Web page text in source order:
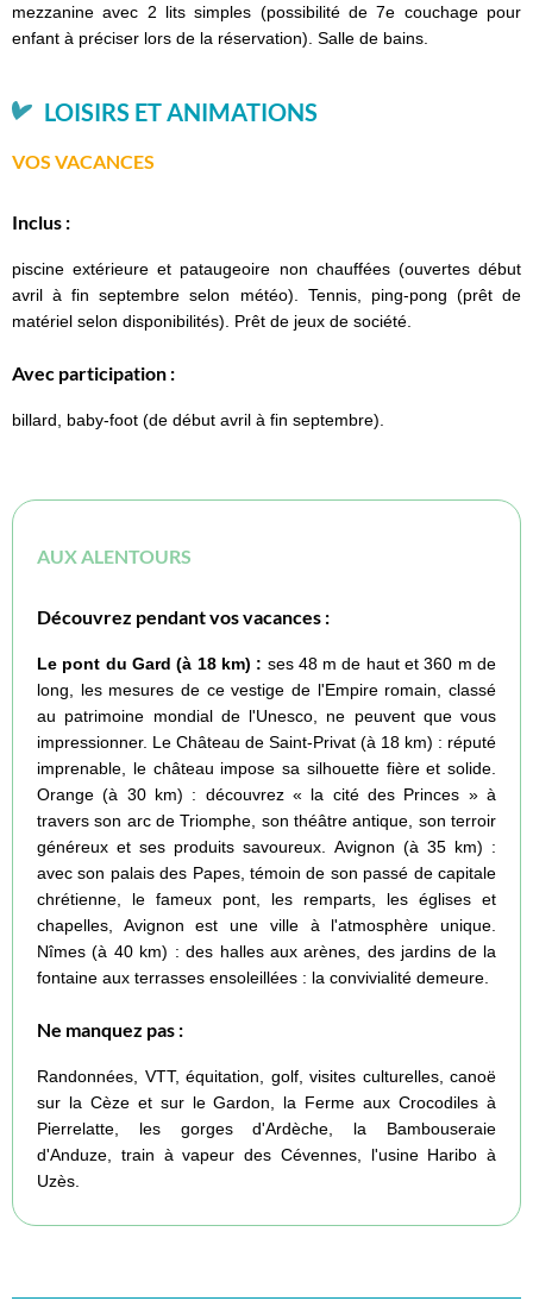
mezzanine avec 2 lits simples (possibilité de 7e couchage pour
enfant à préciser lors de la réservation). Salle de bains.
LOISIRS ET ANIMATIONS
VOS VACANCES
Inclus :
piscine extérieure et pataugeoire non chauffées (ouvertes début
avril à fin septembre selon météo). Tennis, ping-pong (prêt de
matériel selon disponibilités). Prêt de jeux de société.
Avec participation :
billard, baby-foot (de début avril à fin septembre).
AUX ALENTOURS
Découvrez pendant vos vacances :
Le pont du Gard (à 18 km) : ses 48 m de haut et 360 m de
long, les mesures de ce vestige de l'Empire romain, classé
au patrimoine mondial de l'Unesco, ne peuvent que vous
impressionner. Le Château de Saint-Privat (à 18 km) : réputé
imprenable, le château impose sa silhouette fière et solide.
Orange (à 30 km) : découvrez « la cité des Princes » à
travers son arc de Triomphe, son théâtre antique, son terroir
généreux et ses produits savoureux. Avignon (à 35 km) :
avec son palais des Papes, témoin de son passé de capitale
chrétienne, le fameux pont, les remparts, les églises et
chapelles, Avignon est une ville à l'atmosphère unique.
Nîmes (à 40 km) : des halles aux arènes, des jardins de la
fontaine aux terrasses ensoleillées : la convivialité demeure.
Ne manquez pas :
Randonnées, VTT, équitation, golf, visites culturelles, canoë
sur la Cèze et sur le Gardon, la Ferme aux Crocodiles à
Pierrelatte, les gorges d'Ardèche, la Bambouseraie
d'Anduze, train à vapeur des Cévennes, l'usine Haribo à
Uzès.